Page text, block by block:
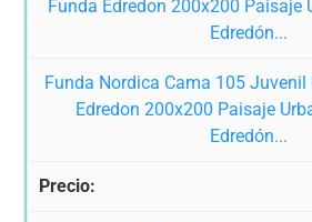
Funda Nordica Cama 105 Juvenil
Edredon 200x200 Paisaje
Edredón...